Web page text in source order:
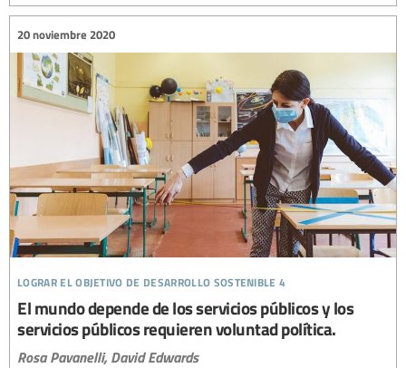
lograr el objetivo de desarrollo sostenible 4
20 noviembre 2020
El mundo depende de los servicios públicos y los
servicios públicos requieren voluntad política.
Rosa Pavanelli, David Edwards